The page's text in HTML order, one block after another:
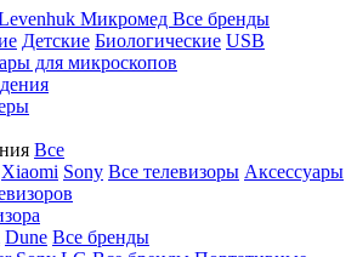
Микромед Все бренды
Детские Биологические USB
для микроскопов
Все
Xiaomi Sony Все телевизоры Аксессуары
Dune Все бренды